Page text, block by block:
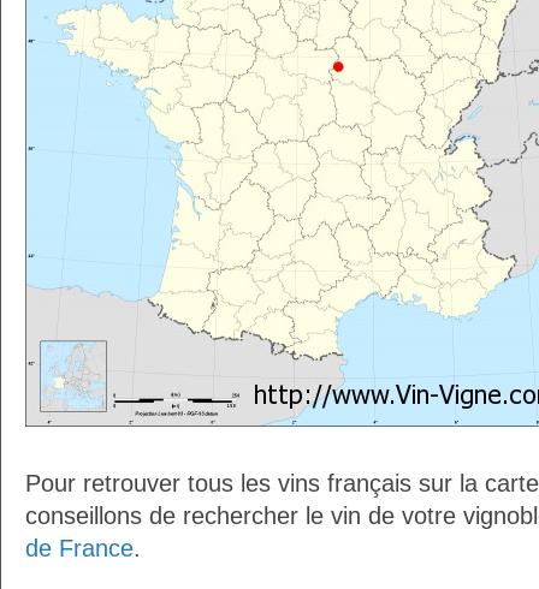
Pour retrouver tous les vins français sur la
conseillons de rechercher le vin de votre
de France.